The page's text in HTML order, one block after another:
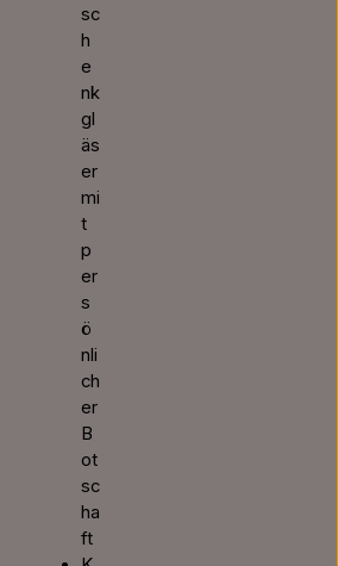
sc
h
e
nk
gl
äs
er
mi
t
p
er
s
ö
nli
ch
er
B
ot
sc
ha
ft